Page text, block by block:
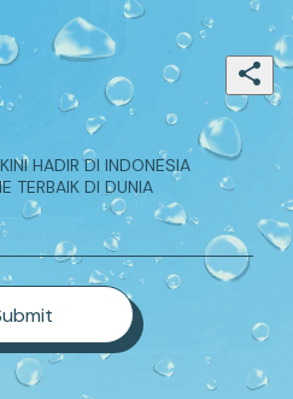
HADIR DI INDONESIA
TERBAIK DI DUNIA